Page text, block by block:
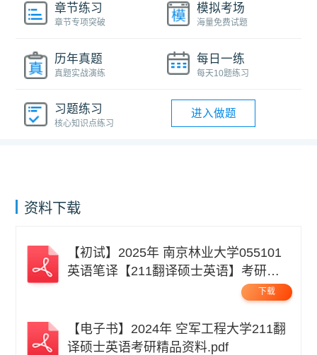
章节练习
章节专项突破
模拟考场
海量免费试题
历年真题
真题实战演练
每日一练
每天10题练习
习题练习
核心知识点练习
进入做题
资料下载
【初试】2025年 南京林业大学055101
英语笔译【211翻译硕士英语】考研精
下载
【电子书】2024年 空军工程大学211翻
译硕士英语考研精品资料.pdf